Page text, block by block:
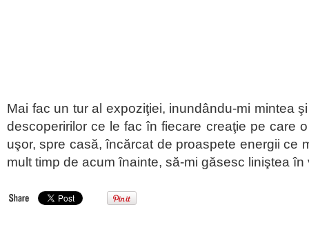
Mai fac un tur al expoziţiei, inundându-mi mintea
descoperirilor ce le fac în fiecare creaţie pe care
uşor, spre casă, încărcat de proaspete energii ce
mult timp de acum înainte, să-mi găsesc liniştea